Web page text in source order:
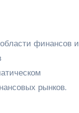
финансов и
рынков.